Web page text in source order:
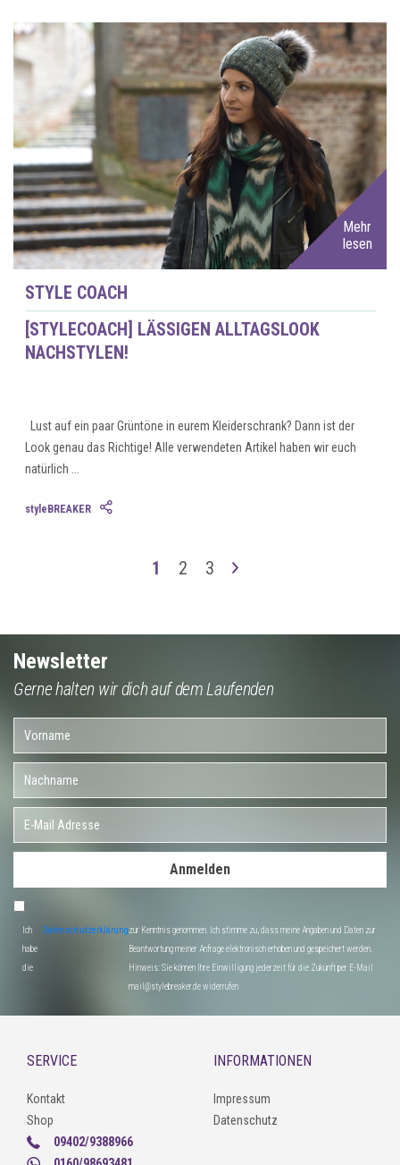
Mehr
lesen
STYLE COACH
[STYLECOACH] LÄSSIGEN ALLTAGSLOOK
NACHSTYLEN!
Lust auf ein paar Grüntöne in eurem Kleiderschrank? Dann ist der
Look genau das Richtige! Alle verwendeten Artikel haben wir euch
natürlich ...
styleBREAKER
1 2 3
Newsletter
Gerne halten wir dich auf dem Laufenden
Anmelden
Ich
habe
die
Datenschutzerklärungzur Kenntnis genommen. Ich stimme zu, dass meine Angaben und Daten zur
Beantwortung meiner Anfrage elektronisch erhoben und gespeichert werden.
Hinweis: Sie können Ihre Einwilligung jederzeit für die Zukunft per E-Mail
mail@stylebreaker.de widerrufen
SERVICE
Kontakt
Shop
09402/9388966
INFORMATIONEN
Impressum
Datenschutz